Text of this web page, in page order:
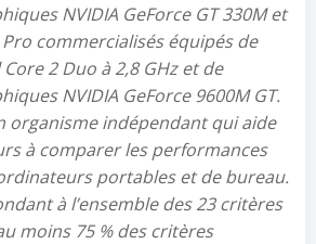
NVIDIA GeForce GT 330M et
commercialisés équipés de
2 Duo à 2,8 GHz et de
NVIDIA GeForce 9600M GT.
organisme indépendant qui aide
à comparer les performances
portables et de bureau.
à l’ensemble des 23 critères
moins 75 % des critères